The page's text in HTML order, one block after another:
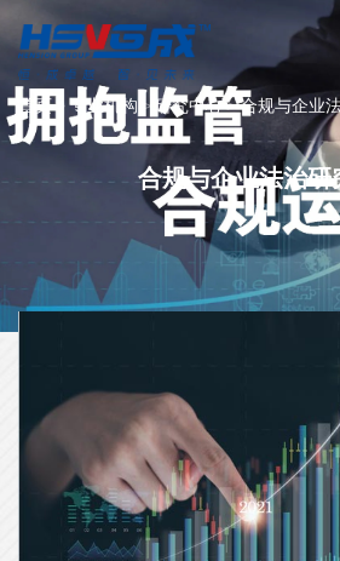
合规与企业法治研
首页 > 专业机构 > 研究中心 > 合规与企业